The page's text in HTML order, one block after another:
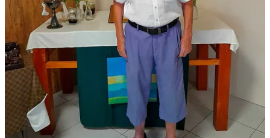
Am 16.02.2024 fand der erste von insgesamt fünf geplanten
Tagesausflügen des Begegnungszentrum statt. 30 Teilnehmer
besuchten zunächst den königlichen Sommerpalast in Bang Pa-In.
Anschließend ging es mit der Gondel über den Seitenarm des
Menam Chao Phraya. Zum Abschluss wurde Wat Niwet besucht,
ein buddhistischer Wat in einem neugotischen Kirchenbau. Der
nächsten Tagesausflüge gehen dann jeweils Dienstags am
06.02.2024 nach Muang Boran, am 13.02.2024 nach
Chachoengssao und am 20.02.2024 machen wir eine Bootstour auf
dem Menam Chao Phraya und besuchen den Tempel Wat Arun.
Einige Plätze sind noch frei und können ab sofort im
Begegnungszentrum verbindlich gebucht werden.